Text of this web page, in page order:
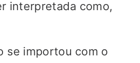
interpretada como,
se importou com o